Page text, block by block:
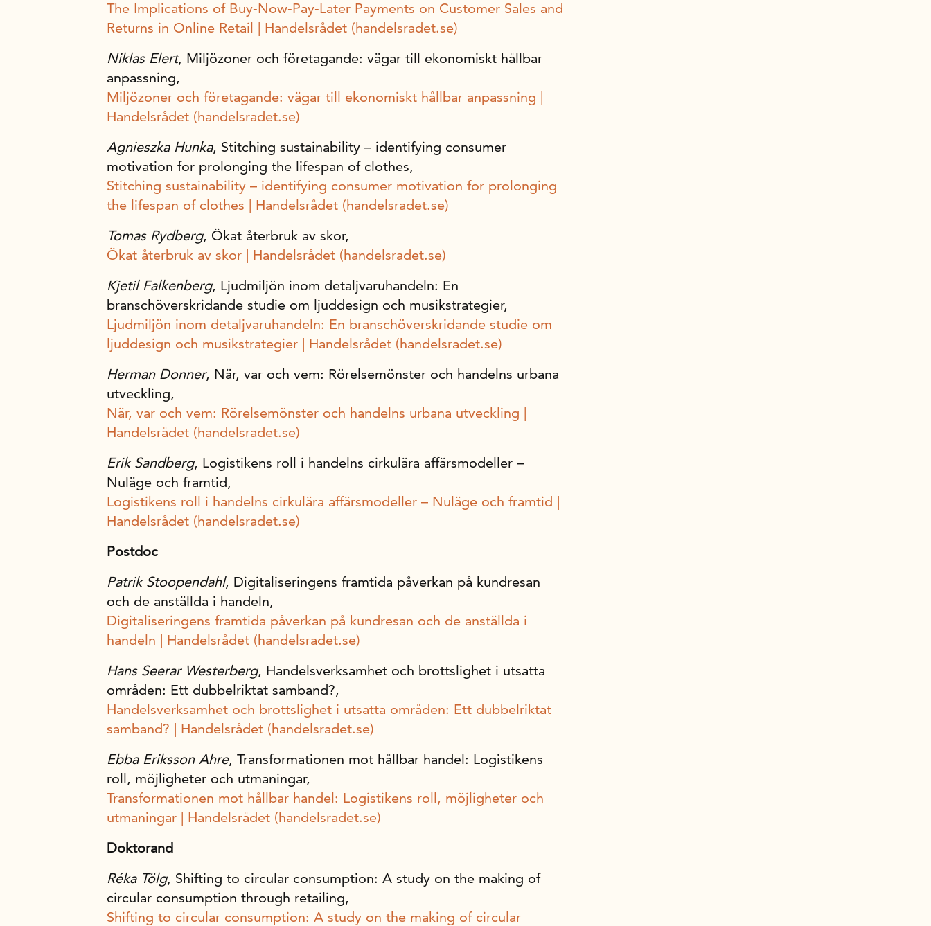
The Implications of Buy-Now-Pay-Later Payments on Customer Sales and
Returns in Online Retail | Handelsrådet (handelsradet.se)
Niklas Elert, Miljözoner och företagande: vägar till ekonomiskt hållbar
anpassning,
Miljözoner och företagande: vägar till ekonomiskt hållbar anpassning |
Handelsrådet (handelsradet.se)
Agnieszka Hunka, Stitching sustainability – identifying consumer
motivation for prolonging the lifespan of clothes,
Stitching sustainability – identifying consumer motivation for prolonging
the lifespan of clothes | Handelsrådet (handelsradet.se)
Tomas Rydberg, Ökat återbruk av skor,
Ökat återbruk av skor | Handelsrådet (handelsradet.se)
Kjetil Falkenberg, Ljudmiljön inom detaljvaruhandeln: En
branschöverskridande studie om ljuddesign och musikstrategier,
Ljudmiljön inom detaljvaruhandeln: En branschöverskridande studie om
ljuddesign och musikstrategier | Handelsrådet (handelsradet.se)
Herman Donner, När, var och vem: Rörelsemönster och handelns urbana
utveckling,
När, var och vem: Rörelsemönster och handelns urbana utveckling |
Handelsrådet (handelsradet.se)
Erik Sandberg, Logistikens roll i handelns cirkulära affärsmodeller –
Nuläge och framtid,
Logistikens roll i handelns cirkulära affärsmodeller – Nuläge och framtid |
Handelsrådet (handelsradet.se)
Postdoc
Patrik Stoopendahl, Digitaliseringens framtida påverkan på kundresan
och de anställda i handeln,
Digitaliseringens framtida påverkan på kundresan och de anställda i
handeln | Handelsrådet (handelsradet.se)
Hans Seerar Westerberg, Handelsverksamhet och brottslighet i utsatta
områden: Ett dubbelriktat samband?,
Handelsverksamhet och brottslighet i utsatta områden: Ett dubbelriktat
samband? | Handelsrådet (handelsradet.se)
Ebba Eriksson Ahre, Transformationen mot hållbar handel: Logistikens
roll, möjligheter och utmaningar,
Transformationen mot hållbar handel: Logistikens roll, möjligheter och
utmaningar | Handelsrådet (handelsradet.se)
Doktorand
Réka Tölg, Shifting to circular consumption: A study on the making of
circular consumption through retailing,
Shifting to circular consumption: A study on the making of circular